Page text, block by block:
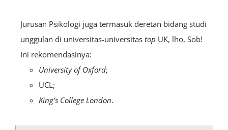
Jurusan Psikologi juga termasuk deretan bidang studi
unggulan di universitas-universitas top UK, lho, Sob!
Ini rekomendasinya:
University of Oxford;
UCL;
King’s College London.